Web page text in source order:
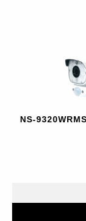
NS-